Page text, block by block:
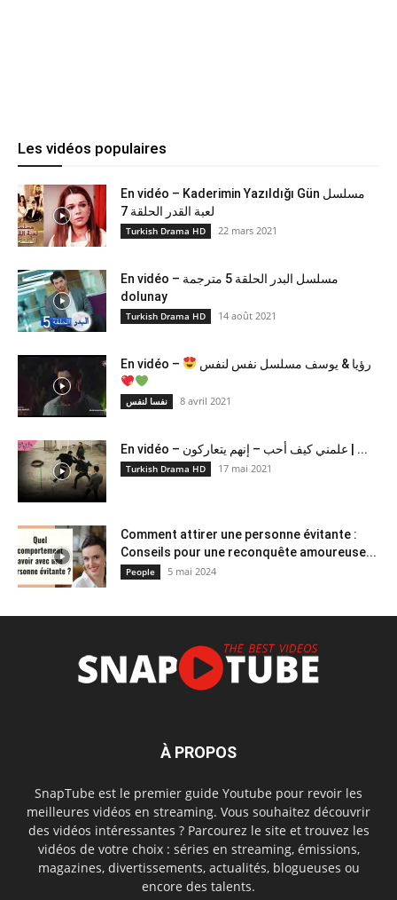
Les vidéos populaires
En vidéo – Kaderimin Yazıldığı Gün مسلسل
لعبة القدر الحلقة 7
Turkish Drama HD 22 mars 2021
En vidéo – مسلسل البدر الحلقة 5 مترجمة
dolunay
Turkish Drama HD 14 août 2021
En vidéo – رؤيا & يوسف مسلسل نفس لنفس
نفسا لنفس 8 avril 2021
En vidéo – علمني كيف أحب – إنهم يتعاركون ​| ...
Turkish Drama HD 17 mai 2021
Comment attirer une personne évitante :
Conseils pour une reconquête amoureuse...
People 5 mai 2024
À PROPOS
SnapTube est le premier guide Youtube pour revoir les
meilleures vidéos en streaming. Vous souhaitez découvrir
des vidéos intéressantes ? Parcourez le site et trouvez les
vidéos de votre choix : séries en streaming, émissions,
magazines, divertissements, actualités, blogueuses ou
encore des talents.